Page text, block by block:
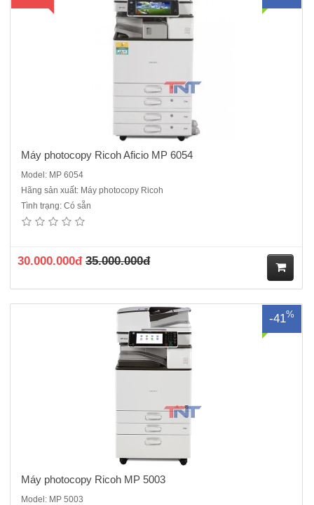
Máy photocopy Ricoh Aficio MP 6054
Model: MP 6054
Hãng sản xuất: Máy photocopy Ricoh
Tình trạng: Có sẵn
30.000.000đ 35.000.000đ
ua
-41%
Máy photocopy Ricoh MP 5003 mới 95% Chức năng chính :
Photocopy laser đen trắng - in mạng- Scan mạng - Kết nối cổng
Máy photocopy Ricoh MP 5003
Model: MP 5003